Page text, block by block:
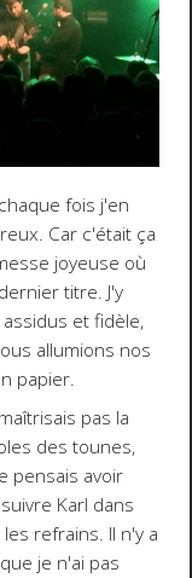
fois j'en
Car c'était ça
joyeuse où
titre. J'y
et fidèle,
allumions nos
papier.
pas la
des tounes,
pensais avoir
Karl dans
refrains. Il n'y a
je n'ai pas